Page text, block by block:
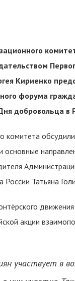
Кириенко
форума
добровольца в
Татьяна
движения
акции
участвует в